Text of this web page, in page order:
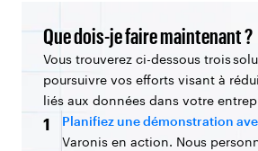
Que dois-je faire maintenant ?
Vous trouverez ci-dessous trois
poursuivre vos efforts visant à
liés aux données dans votre
1 Planifiez une démonstration
Varonis en action. Nous